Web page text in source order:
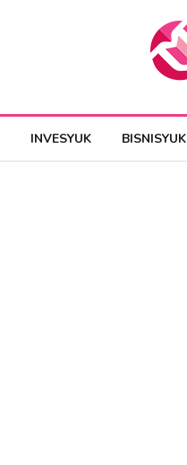
INVESYUK BISNISYUK